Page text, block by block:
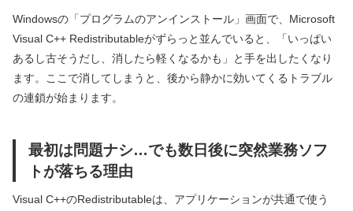
Windowsの「プログラムのアンインストール」画面で、Microsoft
Visual C++ Redistributableがずらっと並んでいると、「いっぱい
あるし古そうだし、消したら軽くなるかも」と手を出したくなり
ます。ここで消してしまうと、後から静かに効いてくるトラブル
の連鎖が始まります。
最初は問題ナシ…でも数日後に突然業務ソフ
トが落ちる理由
Visual C++のRedistributableは、アプリケーションが共通で使う